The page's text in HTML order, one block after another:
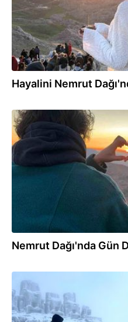
Hayalini Nemrut
22.04.2025
Nemrut Dağı'nda Gün
15.04.2025